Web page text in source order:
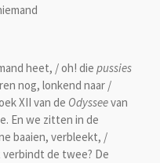
heet, / oh! die pussies
nog, lonkend naar /
XII van de Odysseevan
En we zitten in de
baaien, verbleekt, /
verbindt de twee? De